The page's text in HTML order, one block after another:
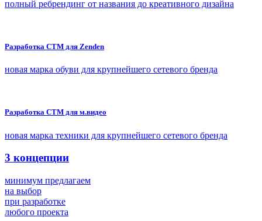
полный ребрендинг от названия до креативного дизайна
Разработка СТМ для Zenden
новая марка обуви для крупнейшего сетевого бренда
Разработка СТМ для м.видео
новая марка техники для крупнейшего сетевого бренда
3 концепции
минимум предлагаем
на выбор
при разработке
любого проекта